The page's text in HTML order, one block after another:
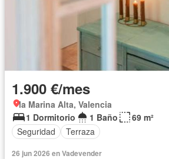
1.900 €/mes
la Marina Alta, Valencia
1 Dormitorio
1 Baño
69 m²
Seguridad
Terraza
26 jun 2026 en Vadevender